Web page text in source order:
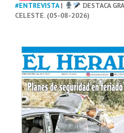
#ENTREVISTA|
DESTACA
CELESTE. (05-08-2026)